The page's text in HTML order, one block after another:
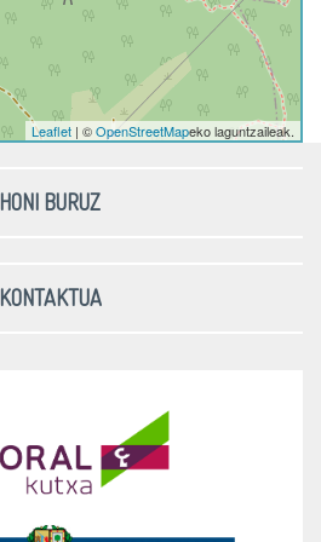
Leaflet | ©OpenStreetMapeko laguntzaileak.
HONI BURUZ
KONTAKTUA